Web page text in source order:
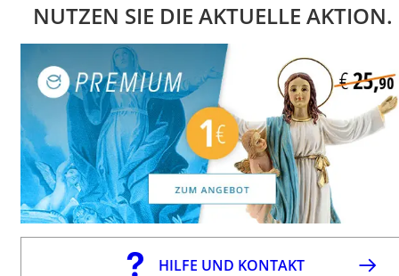
NUTZEN SIE DIE AKTUELLE AKTION.
HILFE UND KONTAKT